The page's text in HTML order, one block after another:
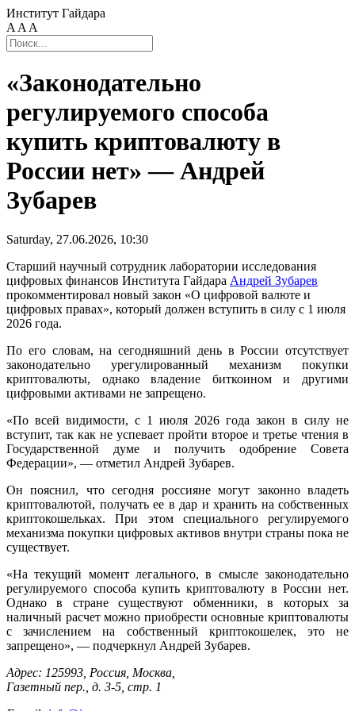
Институт Гайдара
A A A
«Законодательно
регулируемого способа
купить криптовалюту в
России нет» — Андрей
Зубарев
Saturday, 27.06.2026, 10:30
Старший научный сотрудник лаборатории исследования
цифровых финансов Института Гайдара Андрей Зубарев
прокомментировал новый закон «О цифровой валюте и
цифровых правах», который должен вступить в силу с 1 июля
2026 года.
По его словам, на сегодняшний день в России отсутствует
законодательно урегулированный механизм покупки
криптовалюты, однако владение биткоином и другими
цифровыми активами не запрещено.
«По всей видимости, с 1 июля 2026 года закон в силу не
вступит, так как не успевает пройти второе и третье чтения в
Государственной думе и получить одобрение Совета
Федерации», — отметил Андрей Зубарев.
Он пояснил, что сегодня россияне могут законно владеть
криптовалютой, получать ее в дар и хранить на собственных
криптокошельках. При этом специального регулируемого
механизма покупки цифровых активов внутри страны пока не
существует.
«На текущий момент легального, в смысле законодательно
регулируемого способа купить криптовалюту в России нет.
Однако в стране существуют обменники, в которых за
наличный расчет можно приобрести основные криптовалюты
с зачислением на собственный криптокошелек, это не
запрещено», — подчеркнул Андрей Зубарев.
Адрес: 125993, Россия, Москва,
Газетный пер., д. 3-5, стр. 1